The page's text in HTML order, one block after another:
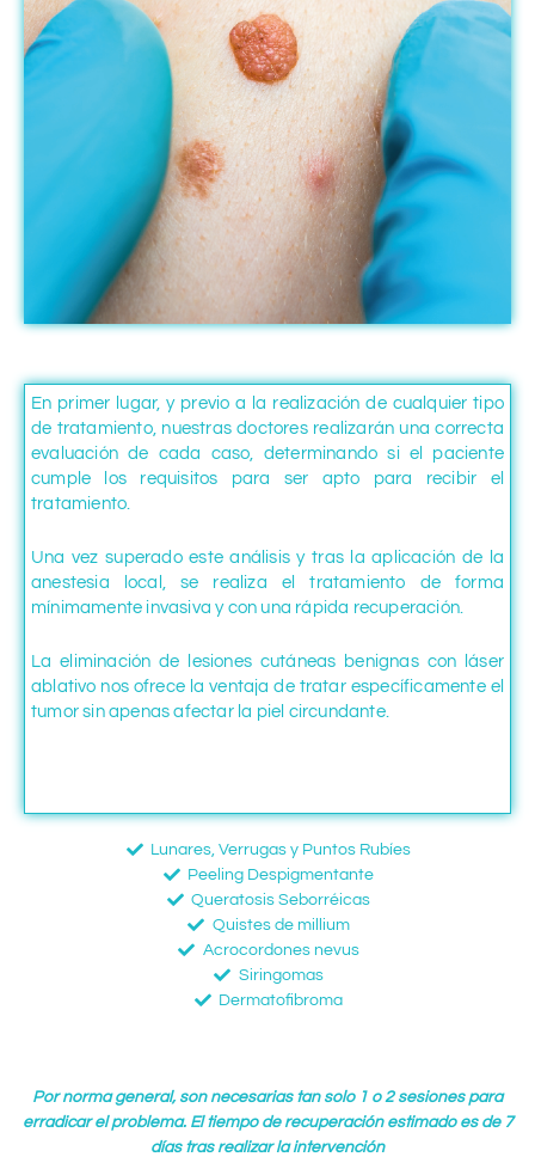
En primer lugar, y previo a la realización de cualquier tipo
de tratamiento, nuestras doctores realizarán una correcta
evaluación de cada caso, determinando si el paciente
cumple los requisitos para ser apto para recibir el
tratamiento.
Una vez superado este análisis y tras la aplicación de la
anestesia local, se realiza el tratamiento de forma
mínimamente invasiva y con una rápida recuperación.
La eliminación de lesiones cutáneas benignas con láser
ablativo nos ofrece la ventaja de tratar específicamente el
tumor sin apenas afectar la piel circundante.
Lunares, Verrugas y Puntos Rubíes
Peeling Despigmentante
Queratosis Seborréicas
Quistes de millium
Acrocordones nevus
Siringomas
Dermatofibroma
Por norma general, son necesarias tan solo 1 o 2 sesiones para
erradicar el problema. El tiempo de recuperación estimado es de 7
días tras realizar la intervención